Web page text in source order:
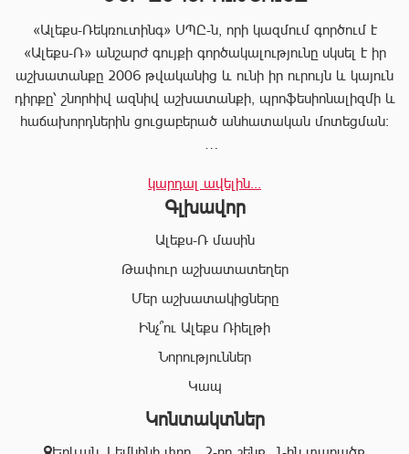
«Ալեքս-Ռեկռուտինգ» ՍՊԸ-ն, որի կազմում գործում է
«Ալեքս-Ռ» անշարժ գույքի գործակալությունը սկսել է իր
աշխատանքը 2006 թվականից և ունի իր ուրույն և կայուն
դիրքը՝ շնորհիվ ազնիվ աշխատանքի, պրոֆեսիոնալիզմի և
հաճախորդներին ցուցաբերած անհատական մոտեցման:
ամբողջական փաթեթ, որը թույլ է տալիս հաճախորդին
արագ իրագործել ցանկացած գործարք անշարժ գույքի
ոլորտում:
շնորհիվ՝ «Ալեքս-Ռ» ընկերության պրոֆեսիոնալ
անձնակազմը Ձեզ կօգնի իրականացնել շահավետ
գործարքներ՝ ապահովելով գործարքի գաղտնիությունը, և
զերծ մնալ գործարքի ընթացքում բարձր ռիսկերից՝
«Ալեքս-Ռ» ընկերության իրավաբանական բաժնի
կարդալ ավելին...
Գլխավոր
Ալեքս-Ռ մասին
Թափուր աշխատատեղեր
Մեր աշխատակիցները
Ինչ՞ու Ալեքս Ռիելթի
Նորություններ
Կապ
Կոնտակտներ